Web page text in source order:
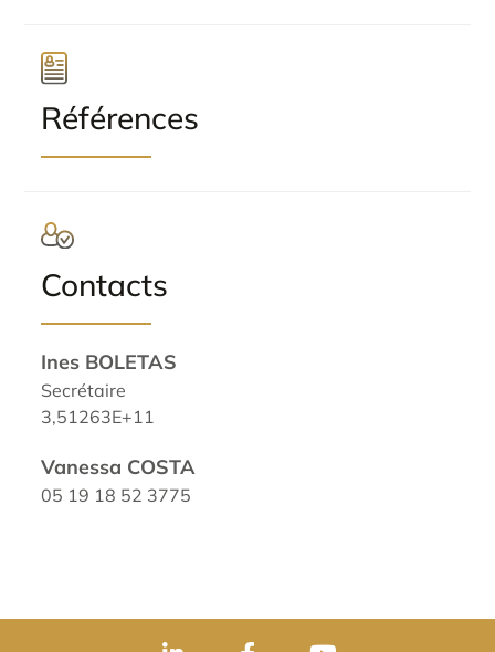
Références
Contacts
Ines BOLETAS
Secrétaire
3,51263E+11
Vanessa COSTA
05 19 18 52 3775